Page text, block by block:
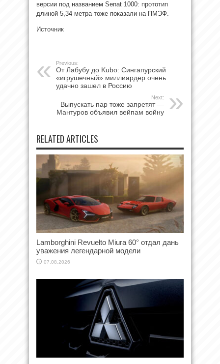
версии под названием Senat 1000: прототип
длиной 5,34 метра тоже показали на ПМЭФ.
Источник
Previous:
От Лабубу до Kubo: Сингапурский
«игрушечный» миллиардер очень
удачно зашел в Россию
Next:
Выпускать пар тоже запретят —
Мантуров объявил вейпам войну
RELATED ARTICLES
Lamborghini Revuelto Miura 60° отдал дань
уважения легендарной модели
07.08.2026